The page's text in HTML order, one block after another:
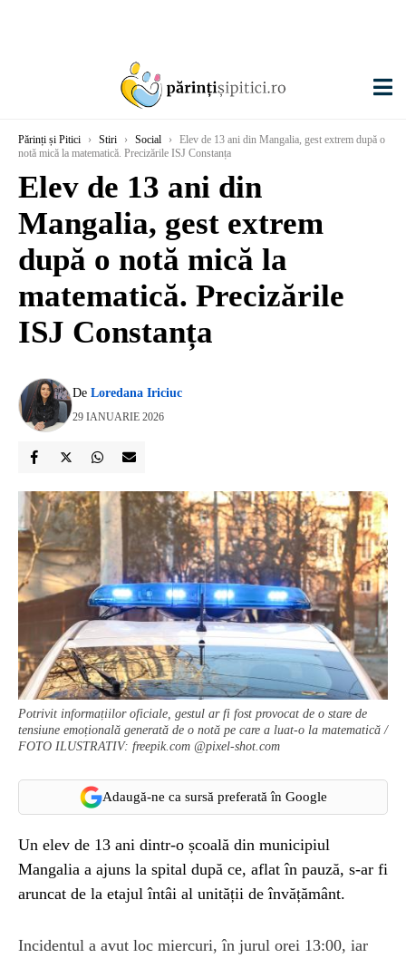
Părinți și Pitici › Stiri › Social ›
Elev de 13 ani din Mangalia, gest extrem după o
notă mică la matematică. Precizările ISJ Constanța
Elev de 13 ani din
Mangalia, gest extrem
după o notă mică la
matematică. Precizările
ISJ Constanța
De Loredana Iriciuc
29 IANUARIE 2026
Potrivit informațiilor oficiale, gestul ar fi fost provocat de o stare de
tensiune emoțională generată de o notă pe care a luat-o la matematică /
FOTO ILUSTRATIV: freepik.com @pixel-shot.com
Adaugă-ne ca sursă preferată în Google
Un elev de 13 ani dintr-o școală din municipiul
Mangalia a ajuns la spital după ce, aflat în pauză, s-ar fi
aruncat de la etajul întâi al unității de învățământ.
Incidentul a avut loc miercuri, în jurul orei 13:00, iar